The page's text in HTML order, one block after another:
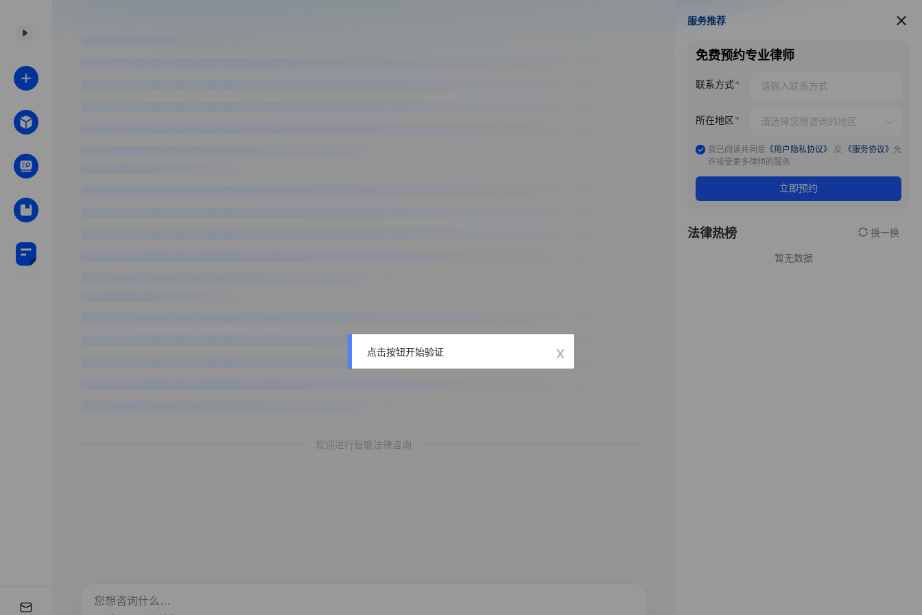
欢迎进行智能法律咨询
服务推荐
服务推荐
免费预约专业律师
联系方式
所在地区
我已阅读并同意 《用户隐私协议》 及 《服务协议》 允
许接受更多律师的服务
立即预约
法律热榜 换一换
暂无数据
点击按钮开始验证 x